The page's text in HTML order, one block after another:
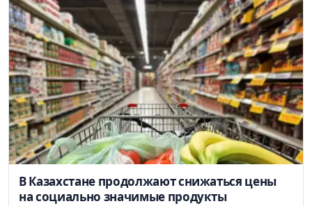
В Казахстане продолжают снижаться цены
на социально значимые продукты